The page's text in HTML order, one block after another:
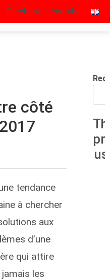
Facebook Youtube
côté
tendance
à chercher
aux
d’une
qui attire
les
us